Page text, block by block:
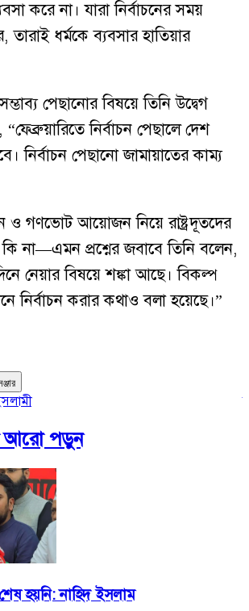
করে না। যারা নির্বাচনের সময়
তারাই ধর্মকে ব্যবসার হাতিয়ার
পেছানোর বিষয়ে তিনি উদ্বেগ
নির্বাচন পেছালে দেশ
নির্বাচন পেছানো জামায়াতের কাম্য
ও গণভোট আয়োজন নিয়ে রাষ্ট্রদূতদের
না—এমন প্রশ্নের জবাবে তিনি বলেন,
নেয়ার বিষয়ে শঙ্কা আছে। বিকল্প
নির্বাচন করার কথাও বলা হয়েছে।”
আরো পড়ুন
হয়নি: নাহিদ ইসলাম